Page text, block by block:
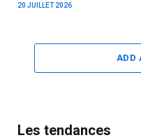
20 JUILLET 2026
ADD
Les tendances